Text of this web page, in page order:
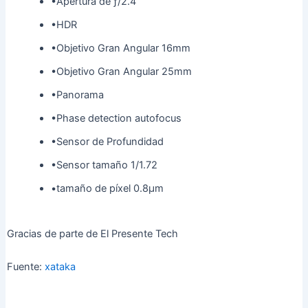
•HDR
•Objetivo Gran Angular 16mm
•Objetivo Gran Angular 25mm
•Panorama
•Phase detection autofocus
•Sensor de Profundidad
•Sensor tamaño 1/1.72
•tamaño de píxel 0.8µm
Gracias de parte de El Presente Tech
Fuente: xataka